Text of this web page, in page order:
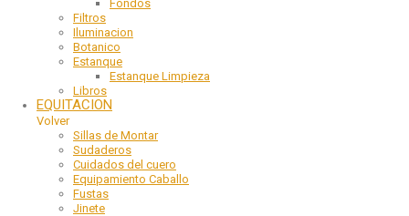
Fondos
Filtros
Iluminacion
Botanico
Estanque
Estanque Limpieza
Libros
EQUITACION
Volver
Sillas de Montar
Sudaderos
Cuidados del cuero
Equipamiento Caballo
Fustas
Jinete